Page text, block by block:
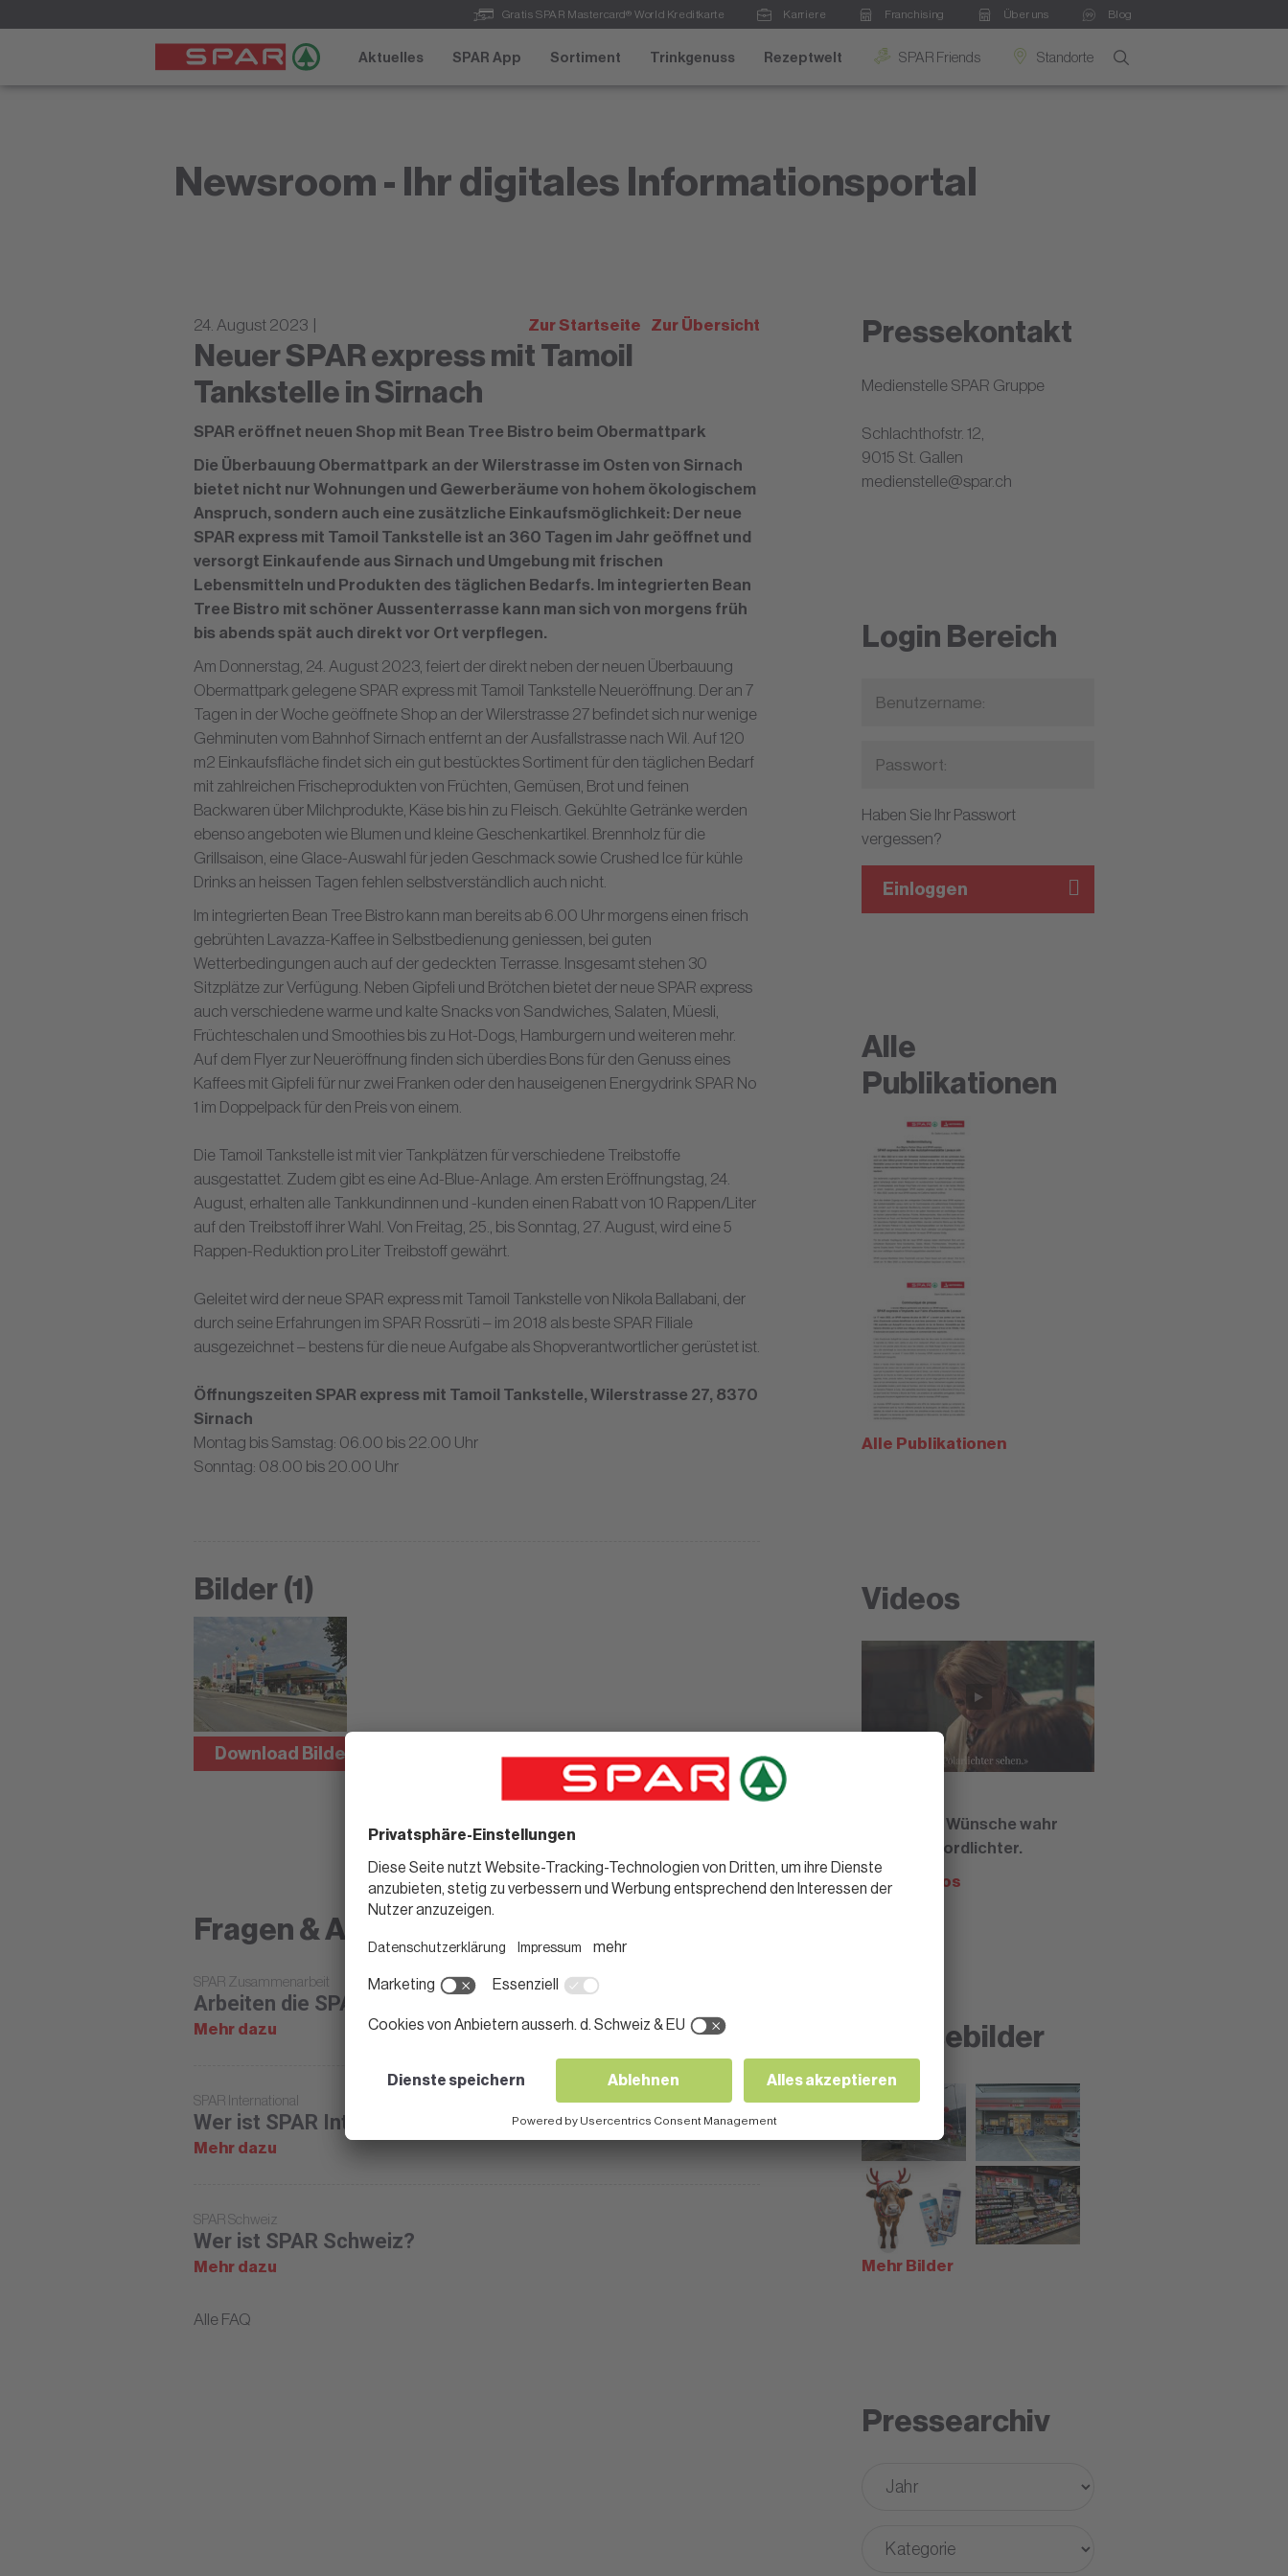
Gratis SPAR Mastercard® World Kreditkarte Karriere Franchising Über uns Blog
Aktuelles SPAR App Sortiment Trinkgenuss Rezeptwelt SPAR Friends Standorte
Newsroom - Ihr digitales Informationsportal
Zur Übersicht
Zur Startseite
24. August 2023 |
Neuer SPAR express mit Tamoil
Tankstelle in Sirnach
SPAR eröffnet neuen Shop mit Bean Tree Bistro beim Obermattpark
Die Überbauung Obermattpark an der Wilerstrasse im Osten von Sirnach
bietet nicht nur Wohnungen und Gewerberäume von hohem ökologischem
Anspruch, sondern auch eine zusätzliche Einkaufsmöglichkeit: Der neue
SPAR express mit Tamoil Tankstelle ist an 360 Tagen im Jahr geöffnet und
versorgt Einkaufende aus Sirnach und Umgebung mit frischen
Lebensmitteln und Produkten des täglichen Bedarfs. Im integrierten Bean
Tree Bistro mit schöner Aussenterrasse kann man sich von morgens früh
bis abends spät auch direkt vor Ort verpflegen.
Am Donnerstag, 24. August 2023, feiert der direkt neben der neuen Überbauung
Obermattpark gelegene SPAR express mit Tamoil Tankstelle Neueröffnung. Der an 7
Tagen in der Woche geöffnete Shop an der Wilerstrasse 27 befindet sich nur wenige
Gehminuten vom Bahnhof Sirnach entfernt an der Ausfallstrasse nach Wil. Auf 120
m2 Einkaufsfläche findet sich ein gut bestücktes Sortiment für den täglichen Bedarf
mit zahlreichen Frischeprodukten von Früchten, Gemüsen, Brot und feinen
Backwaren über Milchprodukte, Käse bis hin zu Fleisch. Gekühlte Getränke werden
ebenso angeboten wie Blumen und kleine Geschenkartikel. Brennholz für die
Grillsaison, eine Glace-Auswahl für jeden Geschmack sowie Crushed Ice für kühle
Drinks an heissen Tagen fehlen selbstverständlich auch nicht.
Im integrierten Bean Tree Bistro kann man bereits ab 6.00 Uhr morgens einen frisch
gebrühten Lavazza-Kaffee in Selbstbedienung geniessen, bei guten
Wetterbedingungen auch auf der gedeckten Terrasse. Insgesamt stehen 30
Sitzplätze zur Verfügung. Neben Gipfeli und Brötchen bietet der neue SPAR express
auch verschiedene warme und kalte Snacks von Sandwiches, Salaten, Müesli,
Früchteschalen und Smoothies bis zu Hot-Dogs, Hamburgern und weiteren mehr.
Auf dem Flyer zur Neueröffnung finden sich überdies Bons für den Genuss eines
Kaffees mit Gipfeli für nur zwei Franken oder den hauseigenen Energydrink SPAR No
1 im Doppelpack für den Preis von einem.
Die Tamoil Tankstelle ist mit vier Tankplätzen für verschiedene Treibstoffe
ausgestattet. Zudem gibt es eine Ad-Blue-Anlage. Am ersten Eröffnungstag, 24.
August, erhalten alle Tankkundinnen und -kunden einen Rabatt von 10 Rappen/Liter
auf den Treibstoff ihrer Wahl. Von Freitag, 25., bis Sonntag, 27. August, wird eine 5
Rappen-Reduktion pro Liter Treibstoff gewährt.
Geleitet wird der neue SPAR express mit Tamoil Tankstelle von Nikola Ballabani, der
durch seine Erfahrungen im SPAR Rossrüti – im 2018 als beste SPAR Filiale
ausgezeichnet – bestens für die neue Aufgabe als Shopverantwortlicher gerüstet ist.
Öffnungszeiten SPAR express mit Tamoil Tankstelle, Wilerstrasse 27, 8370
Sirnach
Montag bis Samstag: 06.00 bis 22.00 Uhr
Sonntag: 08.00 bis 20.00 Uhr
Bilder (1)
Download Bilder
Fragen & Antworten
SPAR Zusammenarbeit
Arbeiten die SPAR Länder zusammen?
Mehr dazu
SPAR International
Wer ist SPAR International?
Mehr dazu
SPAR Schweiz
Wer ist SPAR Schweiz?
Mehr dazu
Alle FAQ
Pressekontakt
Medienstelle SPAR Gruppe
Schlachthofstr. 12,
9015 St. Gallen
medienstelle@spar.ch
Login Bereich
Haben Sie Ihr Passwort
vergessen?
Einloggen
Alle
Publikationen
Alle Publikationen
Videos
SPAR lässt Wünsche wahr
werden - Nordlichter.
Mehr Videos
Pressebilder
Mehr Bilder
Pressearchiv